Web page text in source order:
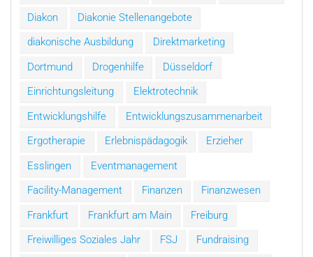
Diakon
Diakonie Stellenangebote
diakonische Ausbildung
Direktmarketing
Dortmund
Drogenhilfe
Düsseldorf
Einrichtungsleitung
Elektrotechnik
Entwicklungshilfe
Entwicklungszusammenarbeit
Ergotherapie
Erlebnispädagogik
Erzieher
Esslingen
Eventmanagement
Facility-Management
Finanzen
Finanzwesen
Frankfurt
Frankfurt am Main
Freiburg
Freiwilliges Soziales Jahr
FSJ
Fundraising